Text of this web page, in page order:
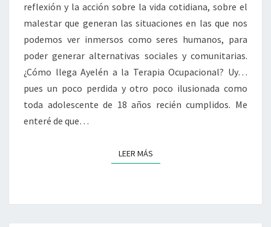
LA
INTERVENCIÓN
PSICOSOCIAL
Y
reflexión y la acción sobre la vida cotidiana, sobre el
malestar que generan las situaciones en las que nos
podemos ver inmersos como seres humanos, para
poder generar alternativas sociales y comunitarias.
¿Cómo llega Ayelén a la Terapia Ocupacional? Uy…
pues un poco perdida y otro poco ilusionada como
toda adolescente de 18 años recién cumplidos. Me
enteré de que…
LEER MÁSLEER MÁS